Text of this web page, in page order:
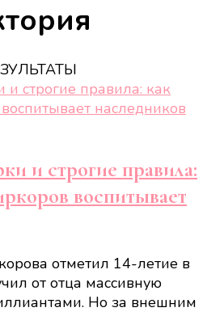
и строгие правила:
воспитывает
отметил 14-летие в
от отца массивную
Но за внешним